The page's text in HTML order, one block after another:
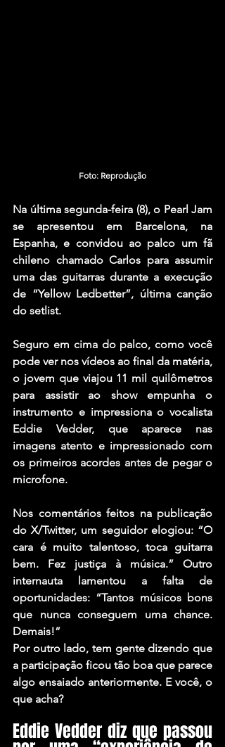
Foto: Reprodução
Na última segunda-feira (8), o Pearl Jam
se apresentou em Barcelona, na
Espanha, e convidou ao palco um fã
chileno chamado Carlos para assumir
uma das guitarras durante a execução
de “Yellow Ledbetter”, última canção
do setlist.
Seguro em cima do palco, como você
pode ver nos vídeos ao final da matéria,
o jovem que viajou 11 mil quilômetros
para assistir ao show empunha o
Eddie Vedder, que aparece nas
imagens atento e impressionado com
os primeiros acordes antes de pegar o
microfone.
Nos comentários feitos na publicação
do X/Twitter, um seguidor elogiou: “O
cara é muito talentoso, toca guitarra
bem. Fez justiça à música.” Outro
internauta lamentou a falta de
oportunidades: “Tantos músicos bons
que nunca conseguem uma chance.
Demais!”
Por outro lado, tem gente dizendo que
a participação ficou tão boa que parece
algo ensaiado anteriormente. E você, o
que acha?
Eddie Vedder diz que passou